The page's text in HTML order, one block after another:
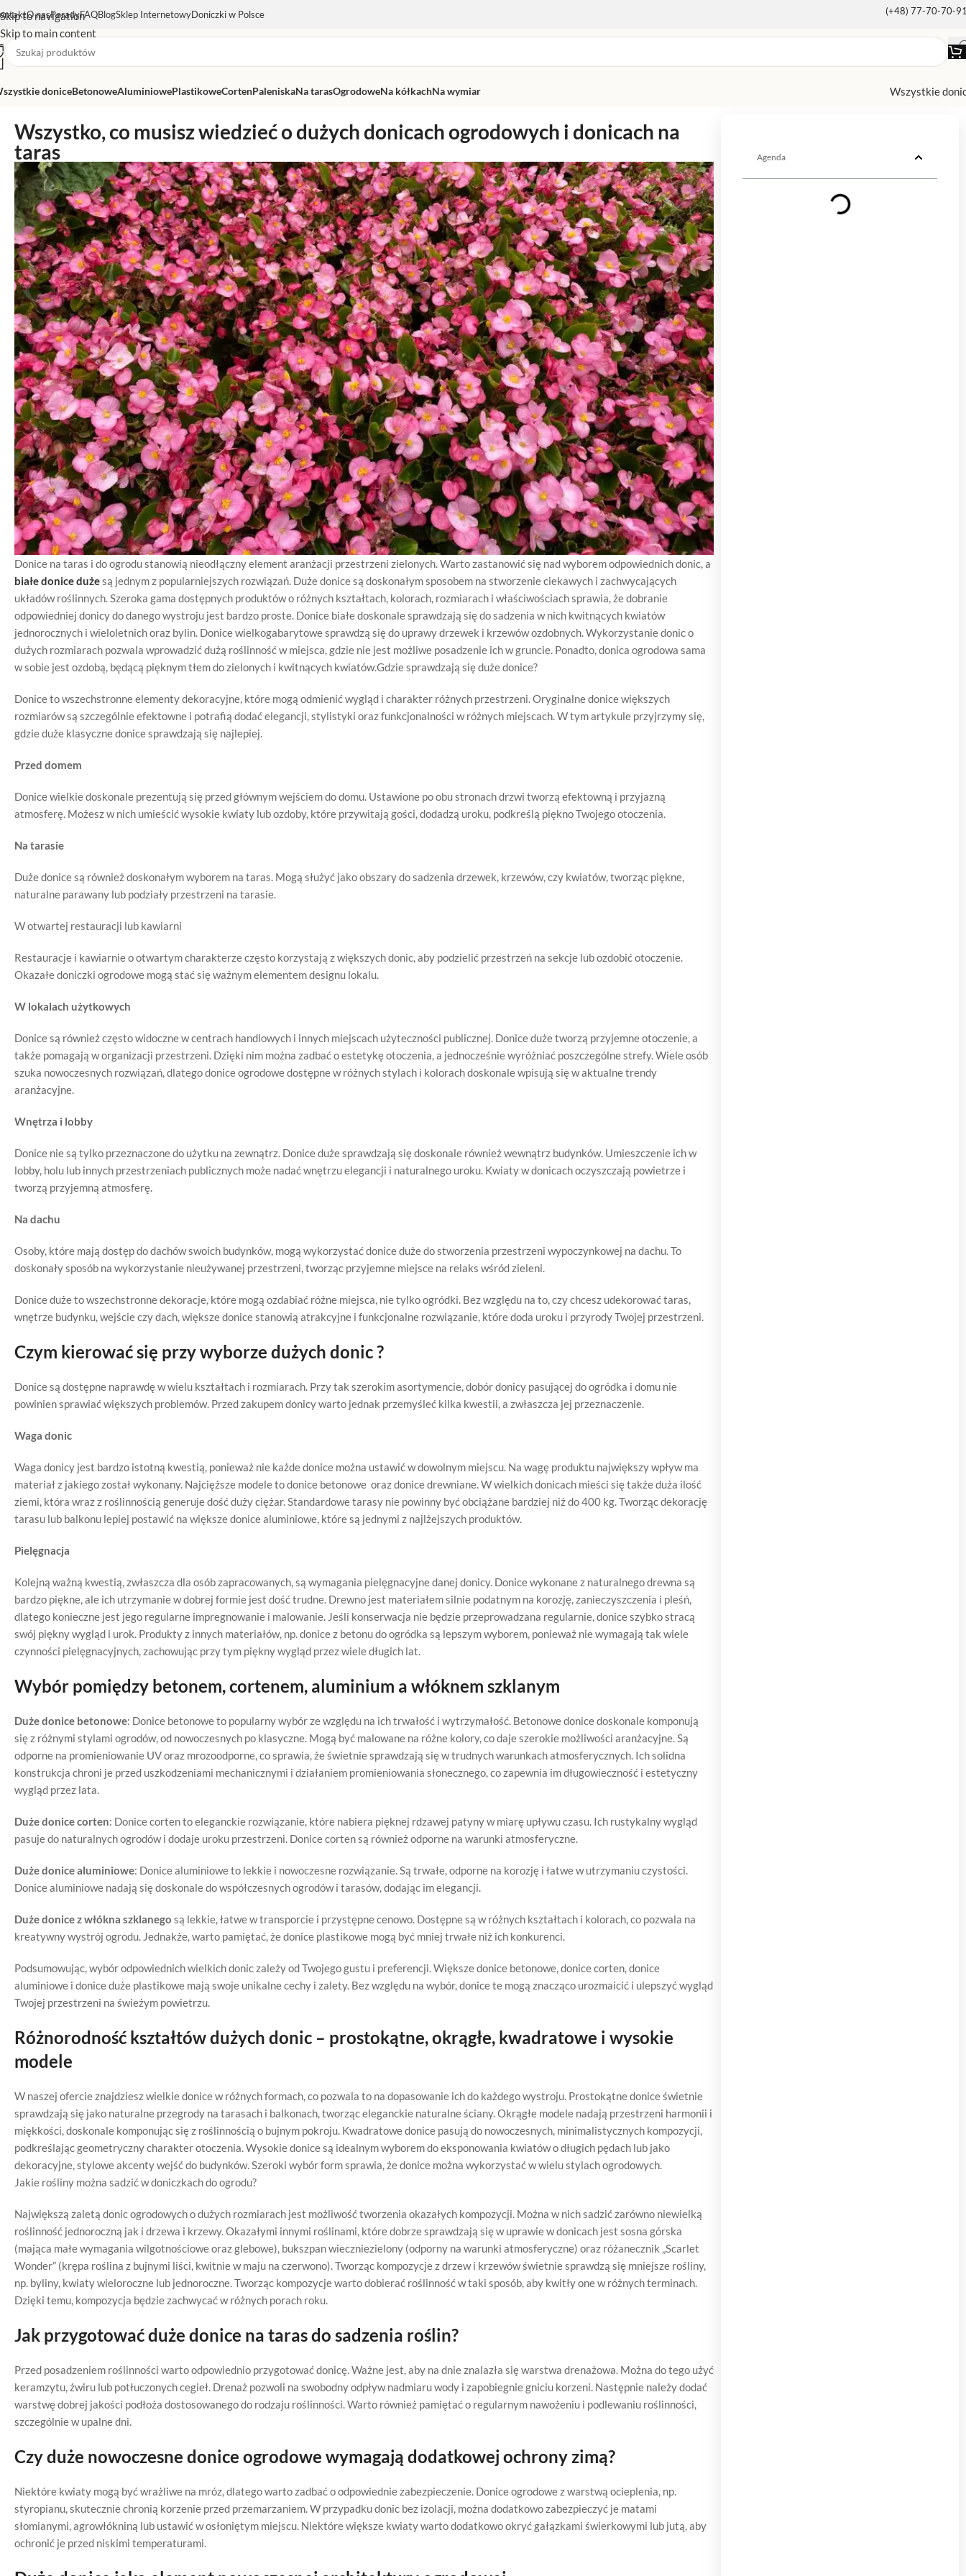
Skip to navigation
Skip to main content
O nasPoradyFAQBlogSklep InternetowyDoniczki w Polsce (+48) 77-70-70-
doniceBetonoweAluminiowePlastikoweCortenPaleniskaNa tarasOgrodoweNa kółkachNa wymiar Wszystkie
Wszystko, co musisz wiedzieć o dużych donicach ogrodowych i donicach na
taras
Donice na taras i do ogrodu stanowią nieodłączny element aranżacji przestrzeni zielonych. Warto zastanowić się nad wyborem odpowiednich donic, a
białe donice dużesą jednym z popularniejszych rozwiązań. Duże donice są doskonałym sposobem na stworzenie ciekawych i zachwycających
układów roślinnych. Szeroka gama dostępnych produktów o różnych kształtach, kolorach, rozmiarach i właściwościach sprawia, że dobranie
odpowiedniej donicy do danego wystroju jest bardzo proste. Donice białe doskonale sprawdzają się do sadzenia w nich kwitnących kwiatów
jednorocznych i wieloletnich oraz bylin. Donice wielkogabarytowe sprawdzą się do uprawy drzewek i krzewów ozdobnych. Wykorzystanie donic o
dużych rozmiarach pozwala wprowadzić dużą roślinność w miejsca, gdzie nie jest możliwe posadzenie ich w gruncie. Ponadto, donica ogrodowa sama
w sobie jest ozdobą, będącą pięknym tłem do zielonych i kwitnących kwiatów.Gdzie sprawdzają się duże donice?
Donice to wszechstronne elementy dekoracyjne, które mogą odmienić wygląd i charakter różnych przestrzeni. Oryginalne donice większych
rozmiarów są szczególnie efektowne i potrafią dodać elegancji, stylistyki oraz funkcjonalności w różnych miejscach. W tym artykule przyjrzymy się,
gdzie duże klasyczne donice sprawdzają się najlepiej.
Przed domem
Donice wielkie doskonale prezentują się przed głównym wejściem do domu. Ustawione po obu stronach drzwi tworzą efektowną i przyjazną
atmosferę. Możesz w nich umieścić wysokie kwiaty lub ozdoby, które przywitają gości, dodadzą uroku, podkreślą piękno Twojego otoczenia.
Na tarasie
Duże donice są również doskonałym wyborem na taras. Mogą służyć jako obszary do sadzenia drzewek, krzewów, czy kwiatów, tworząc piękne,
naturalne parawany lub podziały przestrzeni na tarasie.
W otwartej restauracji lub kawiarni
Restauracje i kawiarnie o otwartym charakterze często korzystają z większych donic, aby podzielić przestrzeń na sekcje lub ozdobić otoczenie.
Okazałe doniczki ogrodowe mogą stać się ważnym elementem designu lokalu.
W lokalach użytkowych
Donice są również często widoczne w centrach handlowych i innych miejscach użyteczności publicznej. Donice duże tworzą przyjemne otoczenie, a
także pomagają w organizacji przestrzeni. Dzięki nim można zadbać o estetykę otoczenia, a jednocześnie wyróżniać poszczególne strefy. Wiele osób
szuka nowoczesnych rozwiązań, dlatego donice ogrodowe dostępne w różnych stylach i kolorach doskonale wpisują się w aktualne trendy
aranżacyjne.
Wnętrza i lobby
Donice nie są tylko przeznaczone do użytku na zewnątrz. Donice duże sprawdzają się doskonale również wewnątrz budynków. Umieszczenie ich w
lobby, holu lub innych przestrzeniach publicznych może nadać wnętrzu elegancji i naturalnego uroku. Kwiaty w donicach oczyszczają powietrze i
tworzą przyjemną atmosferę.
Na dachu
Osoby, które mają dostęp do dachów swoich budynków, mogą wykorzystać donice duże do stworzenia przestrzeni wypoczynkowej na dachu. To
doskonały sposób na wykorzystanie nieużywanej przestrzeni, tworząc przyjemne miejsce na relaks wśród zieleni.
Donice duże to wszechstronne dekoracje, które mogą ozdabiać różne miejsca, nie tylko ogródki. Bez względu na to, czy chcesz udekorować taras,
wnętrze budynku, wejście czy dach, większe donice stanowią atrakcyjne i funkcjonalne rozwiązanie, które doda uroku i przyrody Twojej przestrzeni.
Czym kierować się przy wyborze dużych donic ?
Donice są dostępne naprawdę w wielu kształtach i rozmiarach. Przy tak szerokim asortymencie, dobór donicy pasującej do ogródka i domu nie
powinien sprawiać większych problemów. Przed zakupem donicy warto jednak przemyśleć kilka kwestii, a zwłaszcza jej przeznaczenie.
Waga donic
Waga donicy jest bardzo istotną kwestią, ponieważ nie każde donice można ustawić w dowolnym miejscu. Na wagę produktu największy wpływ ma
materiał z jakiego został wykonany. Najcięższe modele to donice betonowe oraz donice drewniane. W wielkich donicach mieści się także duża ilość
ziemi, która wraz z roślinnością generuje dość duży ciężar. Standardowe tarasy nie powinny być obciążane bardziej niż do 400 kg. Tworząc dekorację
tarasu lub balkonu lepiej postawić na większe donice aluminiowe, które są jednymi z najlżejszych produktów.
Pielęgnacja
Kolejną ważną kwestią, zwłaszcza dla osób zapracowanych, są wymagania pielęgnacyjne danej donicy. Donice wykonane z naturalnego drewna są
bardzo piękne, ale ich utrzymanie w dobrej formie jest dość trudne. Drewno jest materiałem silnie podatnym na korozję, zanieczyszczenia i pleśń,
dlatego konieczne jest jego regularne impregnowanie i malowanie. Jeśli konserwacja nie będzie przeprowadzana regularnie, donice szybko stracą
swój piękny wygląd i urok. Produkty z innych materiałów, np. donice z betonu do ogródka są lepszym wyborem, ponieważ nie wymagają tak wiele
czynności pielęgnacyjnych, zachowując przy tym piękny wygląd przez wiele długich lat.
Wybór pomiędzy betonem, cortenem, aluminium a włóknem szklanym
Duże donice betonowe: Donice betonowe to popularny wybór ze względu na ich trwałość i wytrzymałość. Betonowe donice doskonale komponują
się z różnymi stylami ogrodów, od nowoczesnych po klasyczne. Mogą być malowane na różne kolory, co daje szerokie możliwości aranżacyjne. Są
odporne na promieniowanie UV oraz mrozoodporne, co sprawia, że świetnie sprawdzają się w trudnych warunkach atmosferycznych. Ich solidna
konstrukcja chroni je przed uszkodzeniami mechanicznymi i działaniem promieniowania słonecznego, co zapewnia im długowieczność i estetyczny
wygląd przez lata.
Duże donice corten: Donice corten to eleganckie rozwiązanie, które nabiera pięknej rdzawej patyny w miarę upływu czasu. Ich rustykalny wygląd
pasuje do naturalnych ogrodów i dodaje uroku przestrzeni. Donice corten są również odporne na warunki atmosferyczne.
Duże donice aluminiowe: Donice aluminiowe to lekkie i nowoczesne rozwiązanie. Są trwałe, odporne na korozję i łatwe w utrzymaniu czystości.
Donice aluminiowe nadają się doskonale do współczesnych ogrodów i tarasów, dodając im elegancji.
Duże donice z włókna szklanego są lekkie, łatwe w transporcie i przystępne cenowo. Dostępne są w różnych kształtach i kolorach, co pozwala na
kreatywny wystrój ogrodu. Jednakże, warto pamiętać, że donice plastikowe mogą być mniej trwałe niż ich konkurenci.
Podsumowując, wybór odpowiednich wielkich donic zależy od Twojego gustu i preferencji. Większe donice betonowe, donice corten, donice
aluminiowe i donice duże plastikowe mają swoje unikalne cechy i zalety. Bez względu na wybór, donice te mogą znacząco urozmaicić i ulepszyć wygląd
Twojej przestrzeni na świeżym powietrzu.
Różnorodność kształtów dużych donic – prostokątne, okrągłe, kwadratowe i wysokie
modele
W naszej ofercie znajdziesz wielkie donice w różnych formach, co pozwala to na dopasowanie ich do każdego wystroju. Prostokątne donice świetnie
sprawdzają się jako naturalne przegrody na tarasach i balkonach, tworząc eleganckie naturalne ściany. Okrągłe modele nadają przestrzeni harmonii i
miękkości, doskonale komponując się z roślinnością o bujnym pokroju. Kwadratowe donice pasują do nowoczesnych, minimalistycznych kompozycji,
podkreślając geometryczny charakter otoczenia. Wysokie donice są idealnym wyborem do eksponowania kwiatów o długich pędach lub jako
dekoracyjne, stylowe akcenty wejść do budynków. Szeroki wybór form sprawia, że donice można wykorzystać w wielu stylach ogrodowych.
Jakie rośliny można sadzić w doniczkach do ogrodu?
Największą zaletą donic ogrodowych o dużych rozmiarach jest możliwość tworzenia okazałych kompozycji. Można w nich sadzić zarówno niewielką
roślinność jednoroczną jak i drzewa i krzewy. Okazałymi innymi roślinami, które dobrze sprawdzają się w uprawie w donicach jest sosna górska
(mająca małe wymagania wilgotnościowe oraz glebowe), bukszpan wieczniezielony (odporny na warunki atmosferyczne) oraz różanecznik „Scarlet
Wonder” (krępa roślina z bujnymi liści, kwitnie w maju na czerwono). Tworząc kompozycje z drzew i krzewów świetnie sprawdzą się mniejsze rośliny,
np. byliny, kwiaty wieloroczne lub jednoroczne. Tworząc kompozycje warto dobierać roślinność w taki sposób, aby kwitły one w różnych terminach.
Dzięki temu, kompozycja będzie zachwycać w różnych porach roku.
Jak przygotować duże donice na taras do sadzenia roślin?
Przed posadzeniem roślinności warto odpowiednio przygotować donicę. Ważne jest, aby na dnie znalazła się warstwa drenażowa. Można do tego użyć
keramzytu, żwiru lub potłuczonych cegieł. Drenaż pozwoli na swobodny odpływ nadmiaru wody i zapobiegnie gniciu korzeni. Następnie należy dodać
warstwę dobrej jakości podłoża dostosowanego do rodzaju roślinności. Warto również pamiętać o regularnym nawożeniu i podlewaniu roślinności,
szczególnie w upalne dni.
Czy duże nowoczesne donice ogrodowe wymagają dodatkowej ochrony zimą?
Niektóre kwiaty mogą być wrażliwe na mróz, dlatego warto zadbać o odpowiednie zabezpieczenie. Donice ogrodowe z warstwą ocieplenia, np.
styropianu, skutecznie chronią korzenie przed przemarzaniem. W przypadku donic bez izolacji, można dodatkowo zabezpieczyć je matami
słomianymi, agrowłókniną lub ustawić w osłoniętym miejscu. Niektóre większe kwiaty warto dodatkowo okryć gałązkami świerkowymi lub jutą, aby
ochronić je przed niskimi temperaturami.
Agenda